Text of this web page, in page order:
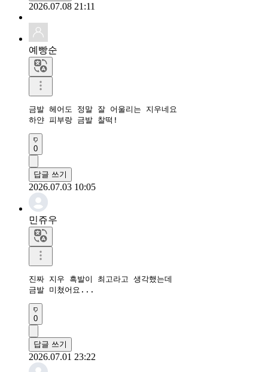
2026.07.08 21:11
예빵순
금발 헤어도 정말 잘 어울리는 지우네요
하얀 피부랑 금발 찰떡!
0
답글 쓰기
2026.07.03 10:05
민쥬우
진짜 지우 흑발이 최고라고 생각했는데
금발 미쳤어요...
0
답글 쓰기
2026.07.01 23:22